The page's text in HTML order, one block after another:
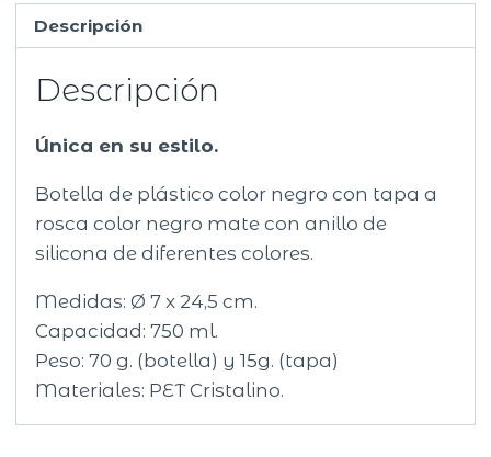
Descripción
Descripción
Única en su estilo.
Botella de plástico color negro con tapa a
rosca color negro mate con anillo de
silicona de diferentes colores.
Medidas: Ø 7 x 24,5 cm.
Capacidad: 750 ml.
Peso: 70 g. (botella) y 15g. (tapa)
Materiales: PET Cristalino.